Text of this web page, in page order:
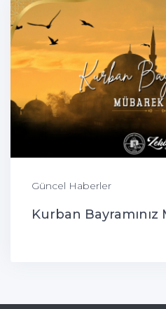
Güncel Haberler
Kurban